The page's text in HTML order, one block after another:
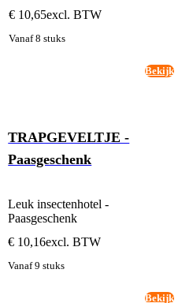
€ 10,65excl. BTW
Vanaf 8 stuks
Bekijk
TRAPGEVELTJE -
Paasgeschenk
Leuk insectenhotel -
Paasgeschenk
€ 10,16excl. BTW
Vanaf 9 stuks
Bekijk